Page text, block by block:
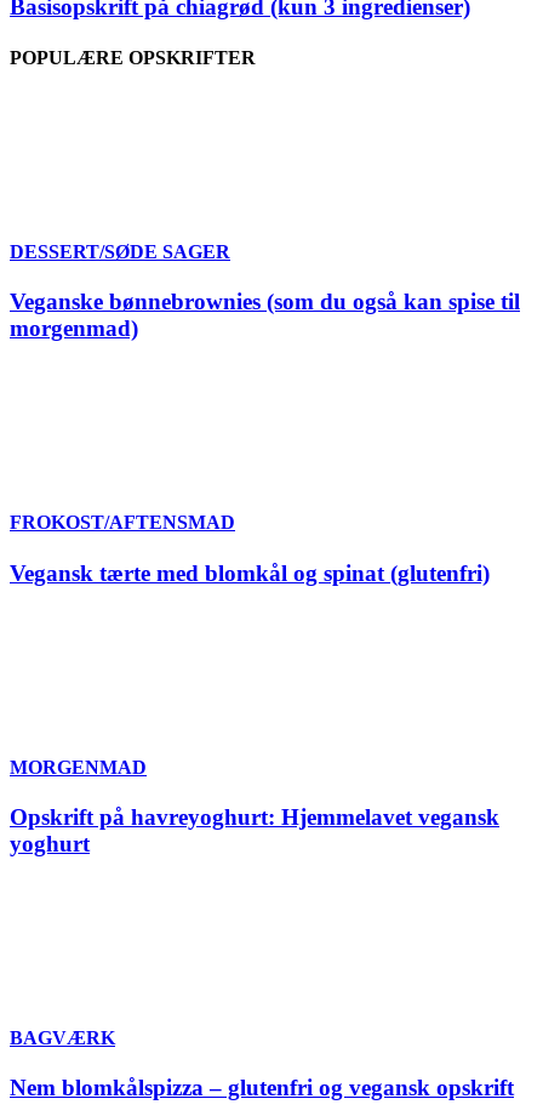
Basisopskrift på chiagrød (kun 3 ingredienser)
POPULÆRE OPSKRIFTER
DESSERT/SØDE SAGER
Veganske bønnebrownies (som du også kan spise til
morgenmad)
FROKOST/AFTENSMAD
Vegansk tærte med blomkål og spinat (glutenfri)
MORGENMAD
Opskrift på havreyoghurt: Hjemmelavet vegansk
yoghurt
BAGVÆRK
Nem blomkålspizza – glutenfri og vegansk opskrift